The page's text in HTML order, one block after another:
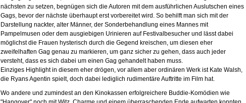
nächsten zu setzen, begnügen sich die Autoren mit dem ausführlichen Auslutschen eines
Gags, bevor der nächste überhaupt erst vorbereitet wird. So behilft man sich mit der
Darstellung nackter, alter Männer, der Sonderbehandlung eines Mannes mit
Pampelmusen oder dem ausgiebigen Urinieren auf Festivalbesucher und lässt dabei
möglichst die Frauen hysterisch durch die Gegend kreischen, um diesen eher
zweifelhaften Gag genau zu markieren, um ganz sicher zu gehen, dass auch jeder
versteht, dass es sich dabei um einen Gag gehandelt haben muss.
Einziges Highlight in diesem eher drögen, vor allem aber ordinären Werk ist Kate Walsh,
die Ryans Agentin spielt, doch dabei lediglich rudimentäre Auftritte im Film hat.
Wo andere und zumindest an den Kinokassen erfolgreichere Buddie-Komödien wie